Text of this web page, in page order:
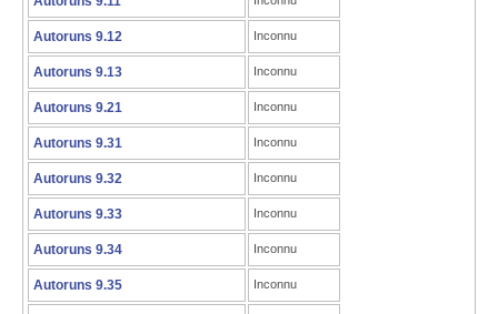
Autoruns 9.12 Inconnu
Autoruns 9.13 Inconnu
Autoruns 9.21 Inconnu
Autoruns 9.31 Inconnu
Autoruns 9.32 Inconnu
Autoruns 9.33 Inconnu
Autoruns 9.34 Inconnu
Autoruns 9.35 Inconnu